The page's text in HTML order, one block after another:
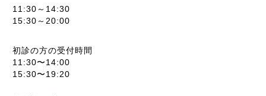
11:30～14:30
15:30～20:00
初診の方の受付時間
11:30〜14:00
15:30〜19:20